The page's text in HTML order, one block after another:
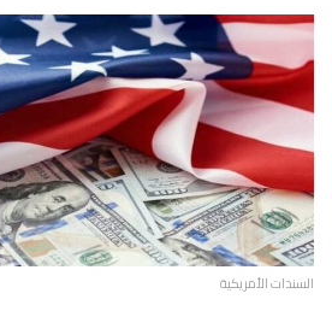
السندات الأمريكية